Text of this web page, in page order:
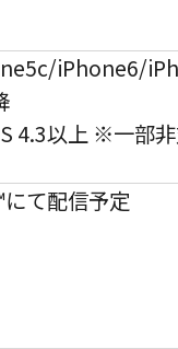
iPhone6/
以上 ※一部非
て配信予定